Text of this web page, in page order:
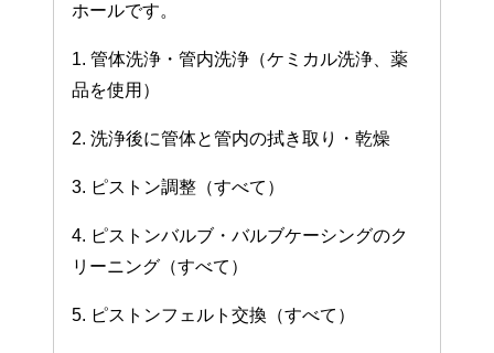
ホールです。
1. 管体洗浄・管内洗浄（ケミカル洗浄、薬
品を使用）
2. 洗浄後に管体と管内の拭き取り・乾燥
3. ピストン調整（すべて）
4. ピストンバルブ・バルブケーシングのク
リーニング（すべて）
5. ピストンフェルト交換（すべて）